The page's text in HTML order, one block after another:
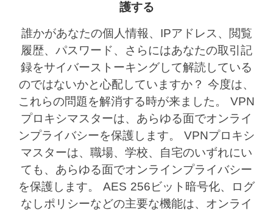
護する
誰かがあなたの個人情報、IPアドレス、閲覧
履歴、パスワード、さらにはあなたの取引記
録をサイバーストーキングして解読している
のではないかと心配していますか？ 今度は、
これらの問題を解消する時が来ました。 VPN
プロキシマスターは、あらゆる面でオンライ
ンプライバシーを保護します。 VPNプロキシ
マスターは、職場、学校、自宅のいずれにい
ても、あらゆる面でオンラインプライバシー
を保護します。 AES 256ビット暗号化、ログ
なしポリシーなどの主要な機能は、オンライ